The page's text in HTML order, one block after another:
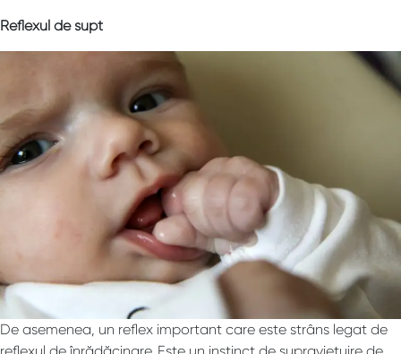
Reflexul de supt
De asemenea, un reflex important care este strâns legat de